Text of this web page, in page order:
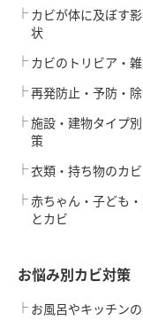
カビが体に及ぼす
状
カビのトリビア・
再発防止・予防・
施設・建物タイプ
策
衣類・持ち物のカビ
赤ちゃん・子ども
とカビ
お悩み別カビ対策
お風呂やキッチン